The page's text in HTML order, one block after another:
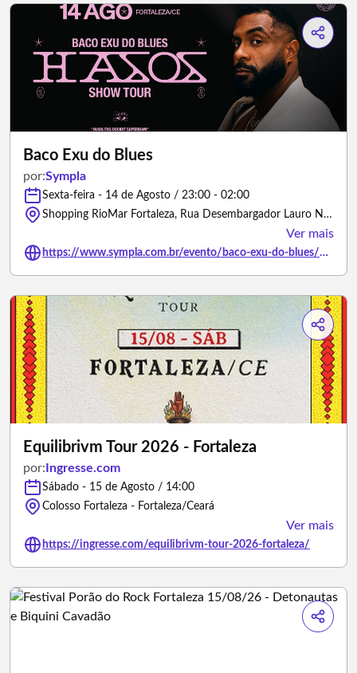
Baco Exu do Blues
por:Sympla
Sexta-feira - 14 de Agosto / 23:00 - 02:00
Shopping RioMar Fortaleza, Rua Desembargador Lauro Nogueira - Fortaleza/Ceará
Ver mais
https://www.sympla.com.br/evento/baco-exu-do-blues/3273063
Equilibrivm Tour 2026 - Fortaleza
por: Ingresse.com
Sábado - 15 de Agosto / 14:00
Colosso Fortaleza - Fortaleza/Ceará
Ver mais
https://ingresse.com/equilibrivm-tour-2026-fortaleza/